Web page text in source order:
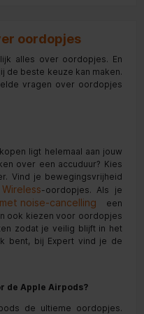
oordopjes
alles over oordopjes. En
de beste keuze kan maken.
vragen over oordopjes
ligt helemaal aan jouw
over een accuduur? Kies
Vind je bewegingsvrijheid
-oordopjes. Als je
noise-cancelling een
ook kiezen voor oordopjes
zodat je veilig blijft in het
bent, bij Expert vind je de
de Apple Airpods?
de ultieme oordopjes.